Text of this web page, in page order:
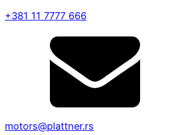
+381 11 7777 666
motors@plattner.rs